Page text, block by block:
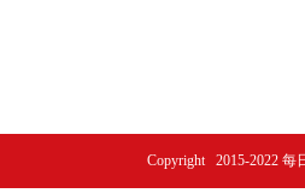
Copyright 2015-2022